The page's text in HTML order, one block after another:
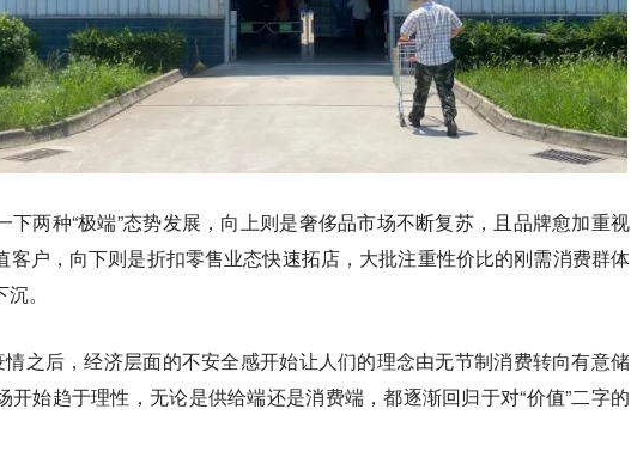
下两种“极端”态势发展，向上则是奢侈品市场不断复苏，且品牌愈加重视
客户，向下则是折扣零售业态快速拓店，大批注重性价比的刚需消费群体
。
情之后，经济层面的不安全感开始让人们的理念由无节制消费转向有意储
开始趋于理性，无论是供给端还是消费端，都逐渐回归于对“价值”二字的